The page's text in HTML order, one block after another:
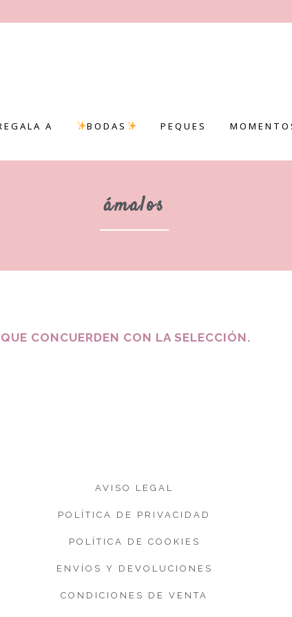
A BODAS PEQUES
ámalos
CONCUERDEN CON LA SELECCIÓN.
AVISO LEGAL
POLÍTICA DE PRIVACIDAD
POLÍTICA DE COOKIES
ENVÍOS Y DEVOLUCIONES
CONDICIONES DE VENTA